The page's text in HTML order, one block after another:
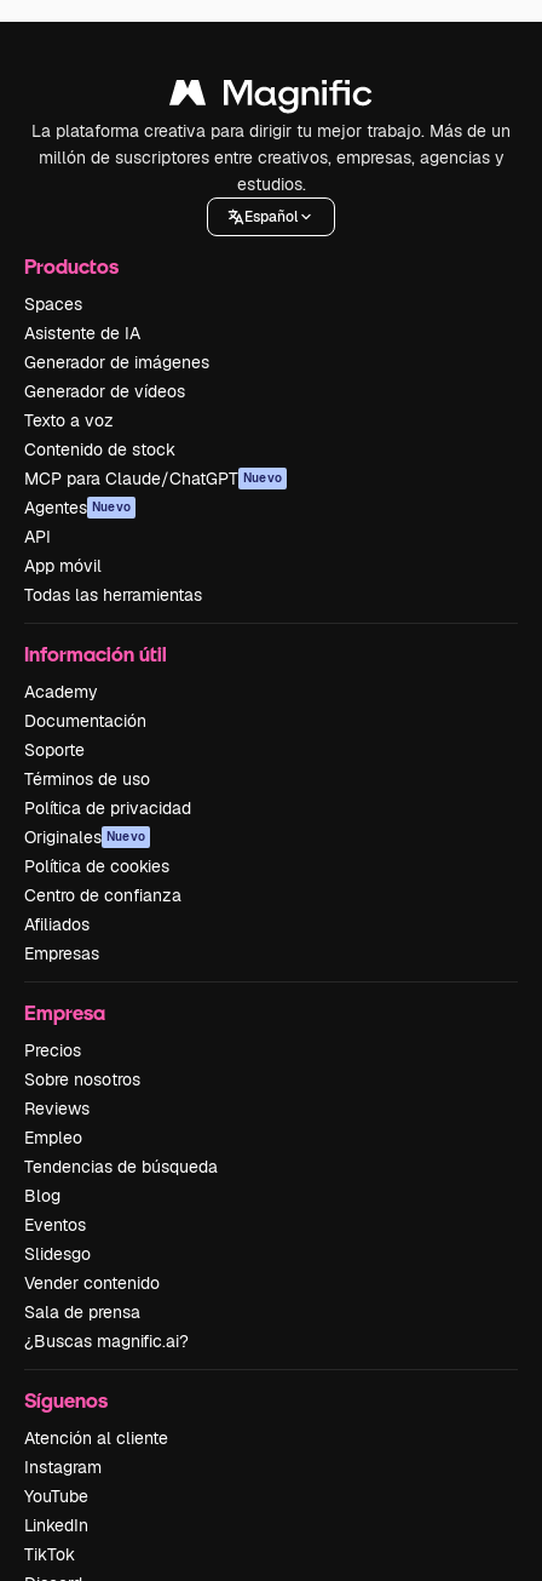
La plataforma creativa para dirigir tu mejor trabajo. Más de un
millón de suscriptores entre creativos, empresas, agencias y
estudios.
Español
Productos
Spaces
Asistente de IA
Generador de imágenes
Generador de vídeos
Texto a voz
Contenido de stock
MCP para Claude/ChatGPT Nuevo
Agentes Nuevo
API
App móvil
Todas las herramientas
Información útil
Academy
Documentación
Soporte
Términos de uso
Política de privacidad
Originales Nuevo
Política de cookies
Centro de confianza
Afiliados
Empresas
Empresa
Precios
Sobre nosotros
Reviews
Empleo
Tendencias de búsqueda
Blog
Eventos
Slidesgo
Vender contenido
Sala de prensa
¿Buscas magnific.ai?
Síguenos
Atención al cliente
Instagram
YouTube
LinkedIn
TikTok